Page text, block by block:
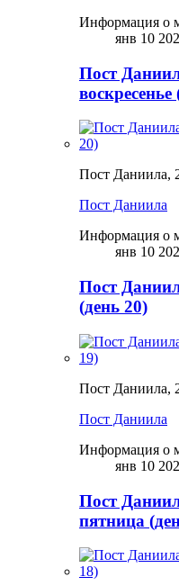
Информация о
янв 10
Пост
воскресенье
Пост Даниила,
Пост Даниила
Информация о
янв 10
Пост
(день 20)
Пост Даниила,
Пост Даниила
Информация о
янв 10
Пост
пятница